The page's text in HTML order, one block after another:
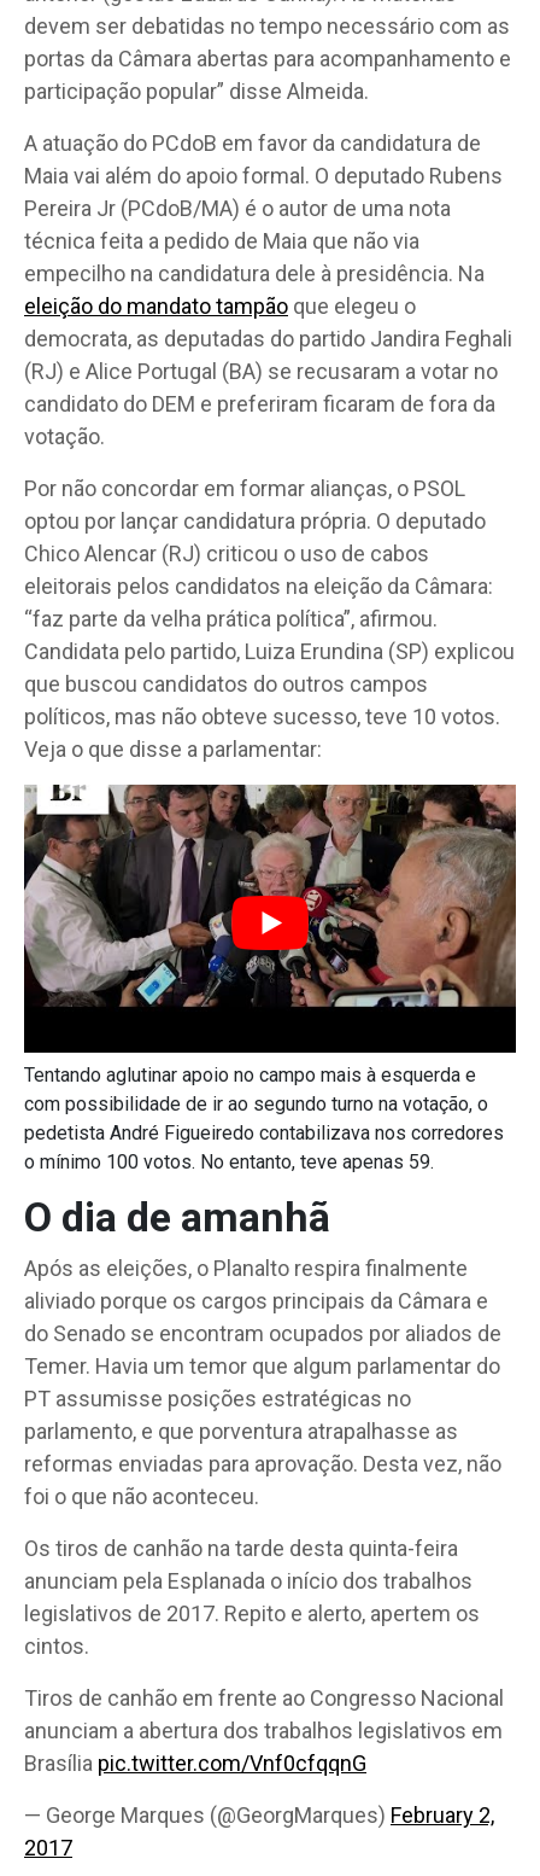
devem ser debatidas no tempo necessário com as
portas da Câmara abertas para acompanhamento e
participação popular” disse Almeida.
A atuação do PCdoB em favor da candidatura de
Maia vai além do apoio formal. O deputado Rubens
Pereira Jr (PCdoB/MA) é o autor de uma nota
técnica feita a pedido de Maia que não via
empecilho na candidatura dele à presidência. Na
eleição do mandato tampão que elegeu o
democrata, as deputadas do partido Jandira Feghali
(RJ) e Alice Portugal (BA) se recusaram a votar no
candidato do DEM e preferiram ficaram de fora da
votação.
Por não concordar em formar alianças, o PSOL
optou por lançar candidatura própria. O deputado
Chico Alencar (RJ) criticou o uso de cabos
eleitorais pelos candidatos na eleição da Câmara:
“faz parte da velha prática política”, afirmou.
Candidata pelo partido, Luiza Erundina (SP) explicou
que buscou candidatos do outros campos
políticos, mas não obteve sucesso, teve 10 votos.
Veja o que disse a parlamentar:
Tentando aglutinar apoio no campo mais à esquerda e
com possibilidade de ir ao segundo turno na votação, o
pedetista André Figueiredo contabilizava nos corredores
o mínimo 100 votos. No entanto, teve apenas 59.
O dia de amanhã
Após as eleições, o Planalto respira finalmente
aliviado porque os cargos principais da Câmara e
do Senado se encontram ocupados por aliados de
Temer. Havia um temor que algum parlamentar do
PT assumisse posições estratégicas no
parlamento, e que porventura atrapalhasse as
reformas enviadas para aprovação. Desta vez, não
foi o que não aconteceu.
Os tiros de canhão na tarde desta quinta-feira
anunciam pela Esplanada o início dos trabalhos
legislativos de 2017. Repito e alerto, apertem os
cintos.
Tiros de canhão em frente ao Congresso Nacional
anunciam a abertura dos trabalhos legislativos em
Brasília pic.twitter.com/Vnf0cfqqnG
— George Marques (@GeorgMarques) February 2,
2017